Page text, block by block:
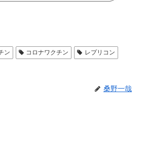
ン コロナワクチン
レプリコン
桑野一哉